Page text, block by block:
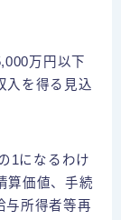
万円以下
入を得る見込
1になるわけ
算価値、手続
与所得者等再